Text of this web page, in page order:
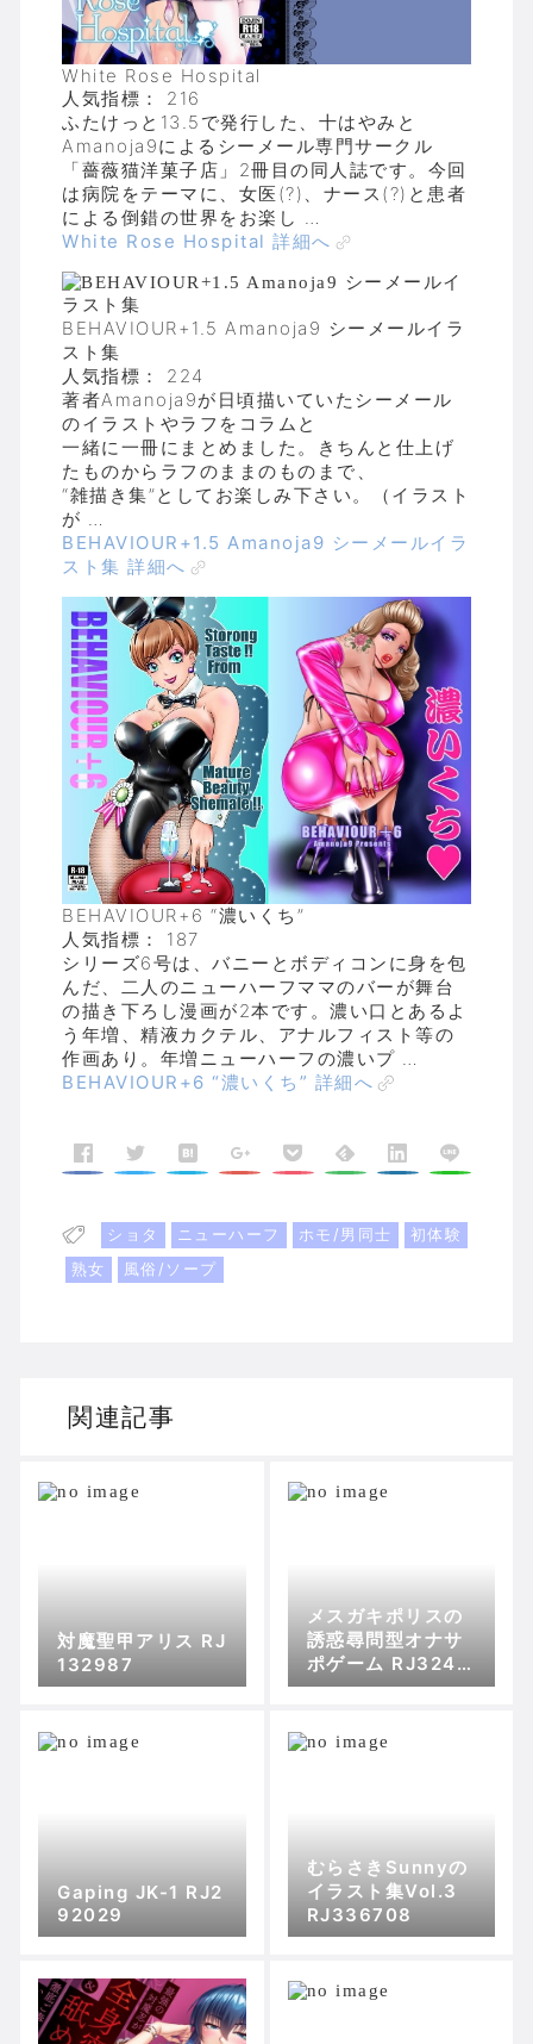
White Rose Hospital
人気指標： 216
ふたけっと13.5で発行した、十はやみと
Amanoja9によるシーメール専門サークル
「薔薇猫洋菓子店」2冊目の同人誌です。今回
は病院をテーマに、女医(?)、ナース(?)と患者
による倒錯の世界をお楽し …
White Rose Hospital 詳細へ
BEHAVIOUR+1.5 Amanoja9 シーメールイラ
スト集
人気指標： 224
著者Amanoja9が日頃描いていたシーメール
のイラストやラフをコラムと
一緒に一冊にまとめました。きちんと仕上げ
たものからラフのままのものまで、
“雑描き集”としてお楽しみ下さい。（イラスト
が …
BEHAVIOUR+1.5 Amanoja9 シーメールイラ
スト集 詳細へ
BEHAVIOUR+6 “濃いくち”
人気指標： 187
シリーズ6号は、バニーとボディコンに身を包
んだ、二人のニューハーフママのバーが舞台
の描き下ろし漫画が2本です。濃い口とあるよ
う年増、精液カクテル、アナルフィスト等の
作画あり。年増ニューハーフの濃いプ …
BEHAVIOUR+6 “濃いくち” 詳細へ
ショタ ニューハーフ ホモ/男同士
初体験
熟女
風俗/ソープ
関連記事
対魔聖甲アリス RJ
132987
メスガキポリスの
誘惑尋問型オナサ
ポゲーム RJ3246
81
Gaping JK-1 RJ2
92029
むらさきSunnyの
イラスト集Vol.3
RJ336708